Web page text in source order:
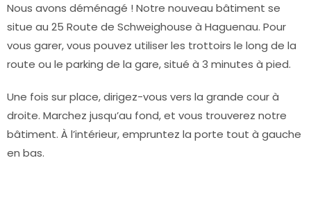
Nous avons déménagé ! Notre nouveau bâtiment se
situe au 25 Route de Schweighouse à Haguenau. Pour
vous garer, vous pouvez utiliser les trottoirs le long de la
route ou le parking de la gare, situé à 3 minutes à pied.
Une fois sur place, dirigez-vous vers la grande cour à
droite. Marchez jusqu’au fond, et vous trouverez notre
bâtiment. À l’intérieur, empruntez la porte tout à gauche
en bas.